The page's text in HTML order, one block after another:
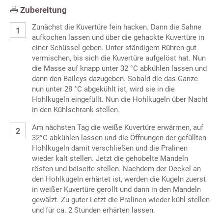
Zubereitung
Zunächst die Kuvertüre fein hacken. Dann die Sahne
aufkochen lassen und über die gehackte Kuvertüre in
einer Schüssel geben. Unter ständigem Rühren gut
vermischen, bis sich die Kuvertüre aufgelöst hat. Nun
die Masse auf knapp unter 32 °C abkühlen lassen und
dann den Baileys dazugeben. Sobald die das Ganze
nun unter 28 °C abgekühlt ist, wird sie in die
Hohlkugeln eingefüllt. Nun die Hohlkugeln über Nacht
in den Kühlschrank stellen.
Am nächsten Tag die weiße Kuvertüre erwärmen, auf
32°C abkühlen lassen und die Öffnungen der gefüllten
Hohlkugeln damit verschließen und die Pralinen
wieder kalt stellen. Jetzt die gehobelte Mandeln
rösten und beiseite stellen. Nachdem der Deckel an
den Hohlkugeln erhärtet ist, werden die Kugeln zuerst
in weißer Kuvertüre gerollt und dann in den Mandeln
gewälzt. Zu guter Letzt die Pralinen wieder kühl stellen
und für ca. 2 Stunden erhärten lassen.